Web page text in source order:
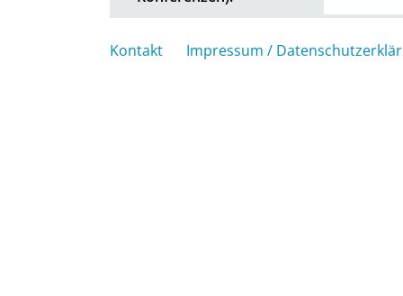
Kontakt Impressum /